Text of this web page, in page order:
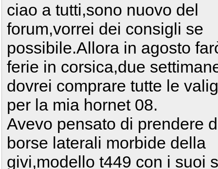
ciao a tutti,sono nuovo del
forum,vorrei dei consigli se
possibile.Allora in agosto
ferie in corsica,due
dovrei comprare tutte le
per la mia hornet 08.
Avevo pensato di prendere
borse laterali morbide della
givi,modello t449 con i suoi